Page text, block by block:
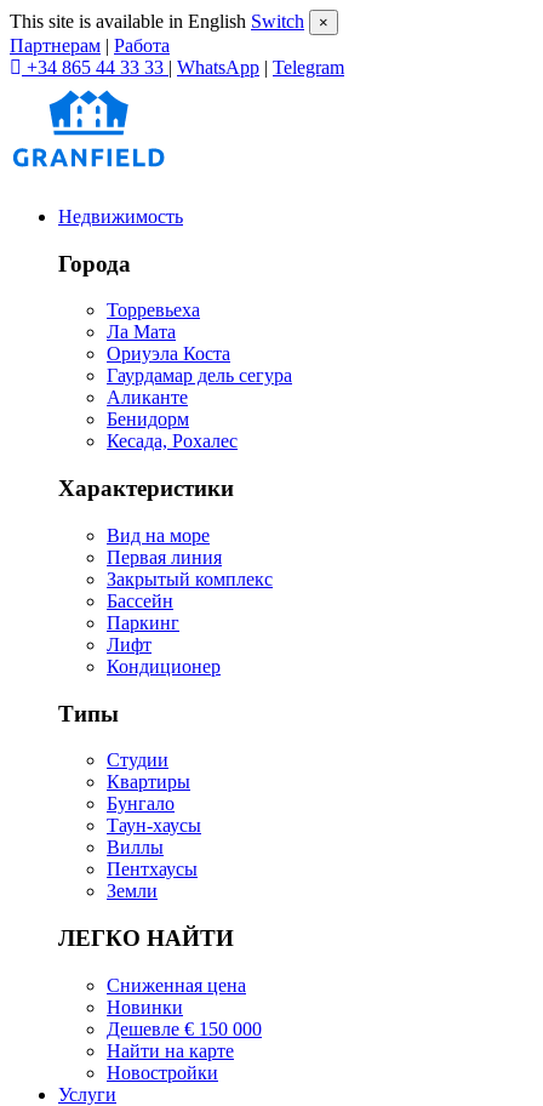
This site is available in English Switch ×
Партнерам | Работа
+34 865 44 33 33 | WhatsApp | Telegram
Недвижимость
Города
Торревьеха
Ла Мата
Ориуэла Коста
Гаурдамар дель сегура
Аликанте
Бенидорм
Кесада, Рохалес
Характеристики
Вид на море
Первая линия
Закрытый комплекс
Бассейн
Паркинг
Лифт
Кондиционер
Типы
Студии
Квартиры
Бунгало
Таун-хаусы
Виллы
Пентхаусы
Земли
ЛЕГКО НАЙТИ
Сниженная цена
Новинки
Дешевле € 150 000
Найти на карте
Новостройки
Услуги